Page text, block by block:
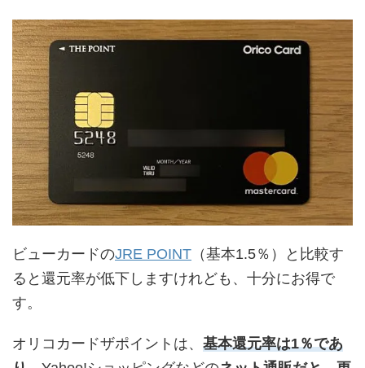
ビューカードのJRE POINT （基本1.5％）と比較す
ると還元率が低下しますけれども、十分にお得で
す。
オリコカードザポイントは、 基本還元率は1％であ